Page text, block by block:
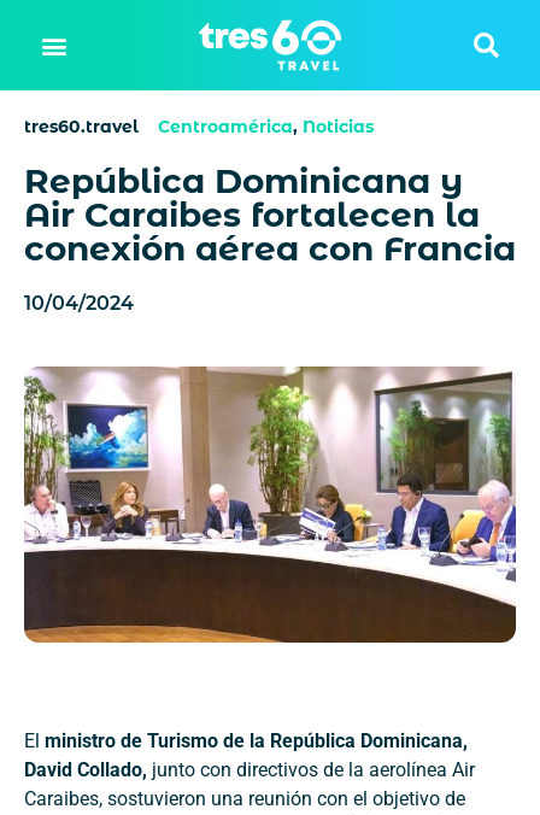
tres60.travel Centroamérica, Noticias
República Dominicana y
Air Caraibes fortalecen la
conexión aérea con Francia
10/04/2024
El ministro de Turismo de la República Dominicana,
David Collado, junto con directivos de la aerolínea Air
Caraibes, sostuvieron una reunión con el objetivo de